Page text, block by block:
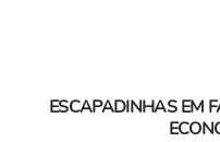
ESCAPADINHAS EM